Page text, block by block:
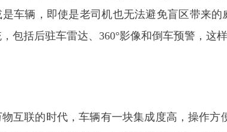
车辆，即使是老司机也无法避免盲区带来
包括后驻车雷达、360°影像和倒车预警，这
互联的时代，车辆有一块集成度高，操作